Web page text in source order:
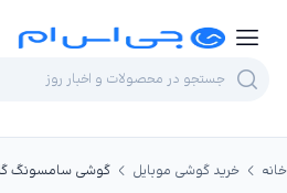
خانه خرید گوشی موبایل